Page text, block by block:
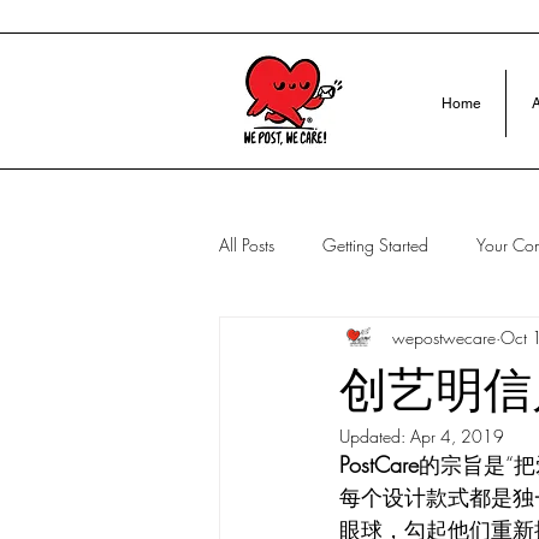
Home
All Posts Getting Started Your
创艺明
wepostwecare Oct
Updated: Apr 4, 2019
PostCare的宗旨是“
每个设计款式都是
眼球，勾起他们重新